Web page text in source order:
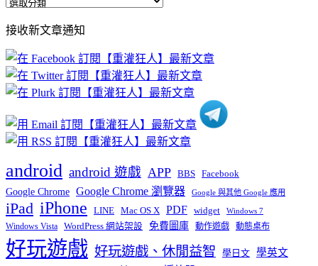
全
文
章
分
類
接收新文章通知
android android 遊戲 APP BBS Facebook
Google Chrome Google Chrome 瀏覽器 Google 與其他 Google 應用
iPad iPhone LINE Mac OS X PDF widget Windows 7
Windows Vista WordPress 網站架設 免費圖庫 動作遊戲 動態桌布
好玩遊戲 好玩遊戲、休閒益智 學日文 學英文